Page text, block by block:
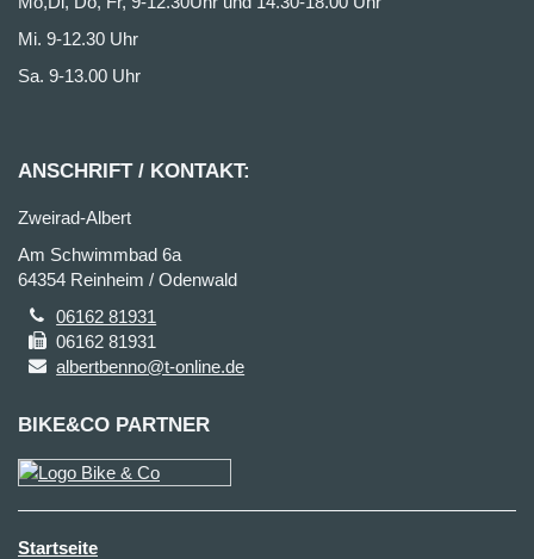
Mi. 9-12.30 Uhr
Sa. 9-13.00 Uhr
ANSCHRIFT / KONTAKT:
Zweirad-Albert
Am Schwimmbad 6a
64354 Reinheim / Odenwald
06162 81931
06162 81931
albertbenno@t-online.de
BIKE&CO PARTNER
Startseite